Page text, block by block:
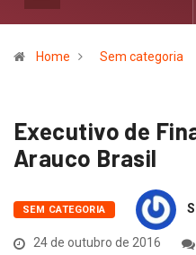
Home Sem categoria
Executivo de
Arauco Brasil
SEM CATEGORIA
24 de outubro de 2016